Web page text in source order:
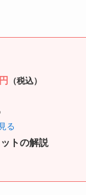
（税込）
る
トの解説